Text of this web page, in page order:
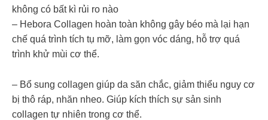
không có bất kì rủi ro nào
– Hebora Collagen hoàn toàn không gây béo mà lại hạn
chế quá trình tích tụ mỡ, làm gọn vóc dáng, hỗ trợ quá
trình khử mùi cơ thể.
– Bổ sung collagen giúp da săn chắc, giảm thiểu nguy cơ
bị thô ráp, nhăn nheo. Giúp kích thích sự sản sinh
collagen tự nhiên trong cơ thể.